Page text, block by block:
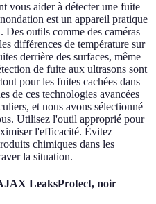
vous aider à détecter une fuite
est un appareil pratique
Des outils comme des caméras
différences de température sur
derrière des surfaces, même
de fuite aux ultrasons sont
pour les fuites cachées dans
de ces technologies avancées
et nous avons sélectionné
Utilisez l'outil approprié pour
l'efficacité. Évitez
chimiques dans les
la situation.
LeaksProtect, noir